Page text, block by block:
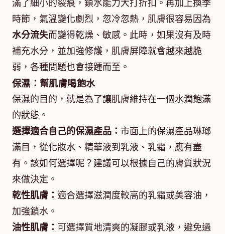
滿了細小的裂痕，鎖水能力大打折扣。再加上換季
時節，氣溫變化劇烈，忽冷忽熱，肌膚很容易因為
水分流失而變得乾燥、敏感。此時，如果沒有及時
補充水分，並加強修護，肌膚屏障就會越來越脆
弱，各種問題也會接踵而至。
保濕：幫肌膚喝飽水
保濕的目的，就是為了讓肌膚維持在一個水潤飽滿
的狀態。
選擇適合自己的保濕產品： 市面上的保濕產品琳瑯
滿目，從化妝水、精華液到乳液、乳霜，應有盡
有。該如何選擇呢？建議可以根據自己的膚質狀況
來做決定。
乾性肌膚： 適合選擇滋潤度較高的乳霜或美容油，
加強鎖水。
油性肌膚： 可選擇質地清爽的凝膠或乳液，避免過